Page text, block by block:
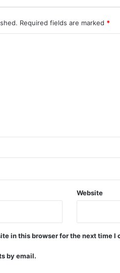
Required fields are marked *
Website
in this browser for the next time I
by email.